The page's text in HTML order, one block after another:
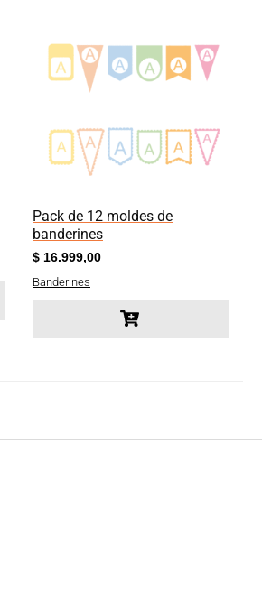
Pack de 12 moldes de
banderines
$ 16.999,00
Banderines